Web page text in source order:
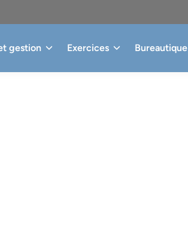
gestion Exercices Bureautique